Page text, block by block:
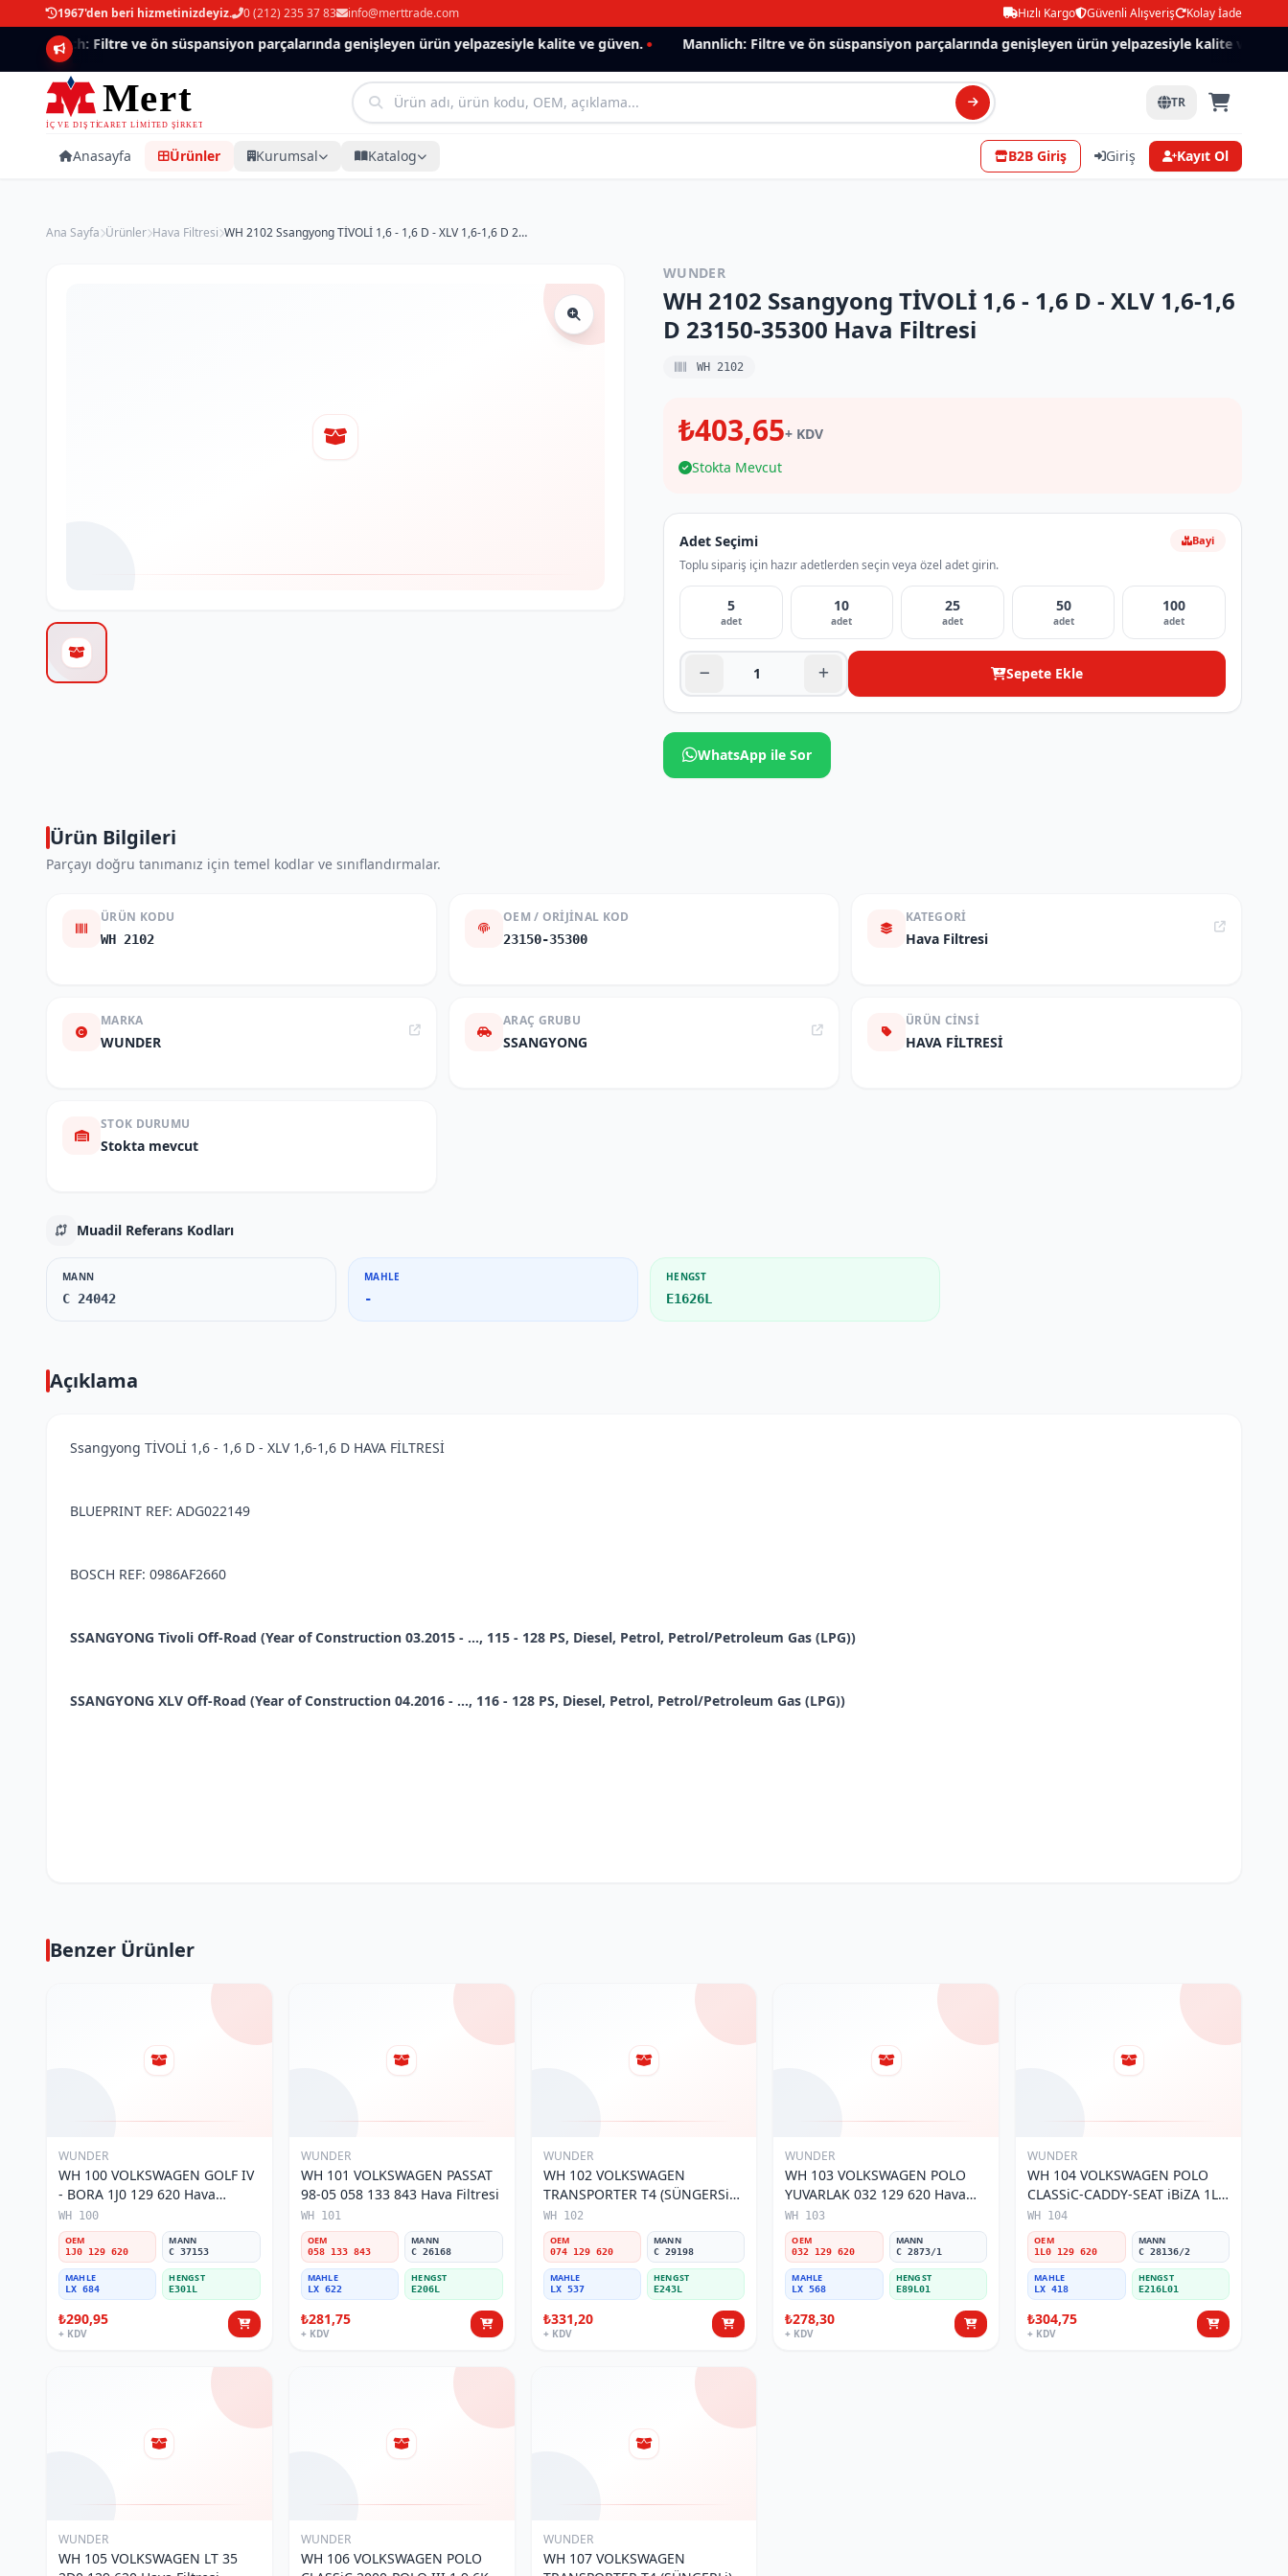
1967'den beri hizmetinizdeyiz. 0 (212) 235 37 83 info@merttrade.com Hızlı Kargo Güvenli Alışveriş Kolay İade
Mannlich: Filtre ve ön süspansiyon parçalarında genişleyen ürün yelpazesiyle kalite ve güven. Mannlich: Filtre ve ön süspansiyon parçalarında genişleyen ürün yelpazesiyle kalite ve güven.
TR
Anasayfa Ürünler Kurumsal Katalog B2B Giriş Giriş Kayıt Ol
Ana Sayfa Ürünler Hava Filtresi WH 2102 Ssangyong TİVOLİ 1,6 - 1,6 D - XLV 1,6-1,6 D 23150-35300 Hava Filtresi
WUNDER
WH 2102 Ssangyong TİVOLİ 1,6 - 1,6 D - XLV 1,6-1,6
D 23150-35300 Hava Filtresi
WH 2102
₺403,65+ KDV
Stokta Mevcut
Adet Seçimi
Toplu sipariş için hazır adetlerden seçin veya özel adet girin.
Bayi
5
adet
10
adet
25
adet
50
adet
100
adet
Sepete Ekle
WhatsApp ile Sor
Ürün Bilgileri
Parçayı doğru tanımanız için temel kodlar ve sınıflandırmalar.
ÜRÜN KODU
WH 2102
OEM / ORIJINAL KOD
23150-35300
KATEGORI
Hava Filtresi
MARKA
WUNDER
ARAÇ GRUBU
SSANGYONG
ÜRÜN CINSI
HAVA FİLTRESİ
STOK DURUMU
Stokta mevcut
Muadil Referans Kodları
MANN
C 24042
MAHLE
-
HENGST
E1626L
Açıklama
Ssangyong TİVOLİ 1,6 - 1,6 D - XLV 1,6-1,6 D HAVA FİLTRESİ
BLUEPRINT REF: ADG022149
BOSCH REF: 0986AF2660
SSANGYONG Tivoli Off-Road (Year of Construction 03.2015 - ..., 115 - 128 PS, Diesel, Petrol, Petrol/Petroleum Gas (LPG))
SSANGYONG XLV Off-Road (Year of Construction 04.2016 - ..., 116 - 128 PS, Diesel, Petrol, Petrol/Petroleum Gas (LPG))
Benzer Ürünler
WUNDER
WH 100 VOLKSWAGEN GOLF IV
- BORA 1J0 129 620 Hava
Filtresi
WH 100
OEM
1J0 129 620
MANN
C 37153
MAHLE
LX 684
HENGST
E301L
₺290,95
+ KDV
WUNDER
WH 101 VOLKSWAGEN PASSAT
98-05 058 133 843 Hava Filtresi
WH 101
OEM
058 133 843
MANN
C 26168
MAHLE
LX 622
HENGST
E206L
₺281,75
+ KDV
WUNDER
WH 102 VOLKSWAGEN
TRANSPORTER T4 (SÜNGERSiZ)
074 129 620 Hava Filtresi
WH 102
OEM
074 129 620
MANN
C 29198
MAHLE
LX 537
HENGST
E243L
₺331,20
+ KDV
WUNDER
WH 103 VOLKSWAGEN POLO
YUVARLAK 032 129 620 Hava
Filtresi
WH 103
OEM
032 129 620
MANN
C 2873/1
MAHLE
LX 568
HENGST
E89L01
₺278,30
+ KDV
WUNDER
WH 104 VOLKSWAGEN POLO
CLASSiC-CADDY-SEAT iBiZA 1L0
129 620 Hava Filtresi
WH 104
OEM
1L0 129 620
MANN
C 28136/2
MAHLE
LX 418
HENGST
E216L01
₺304,75
+ KDV
WUNDER
WH 105 VOLKSWAGEN LT 35
WUNDER
WH 106 VOLKSWAGEN POLO
WUNDER
WH 107 VOLKSWAGEN